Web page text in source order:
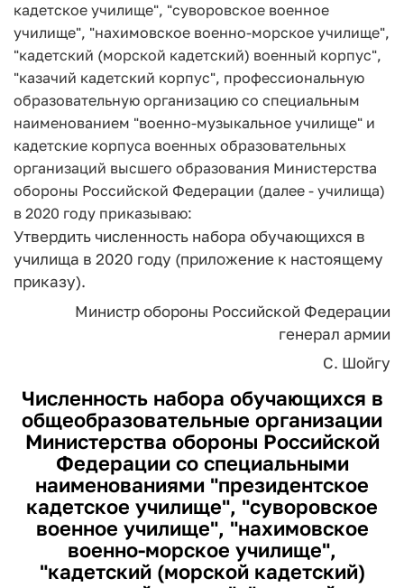
кадетское училище", "суворовское военное
училище", "нахимовское военно-морское училище",
"кадетский (морской кадетский) военный корпус",
"казачий кадетский корпус", профессиональную
образовательную организацию со специальным
наименованием "военно-музыкальное училище" и
кадетские корпуса военных образовательных
организаций высшего образования Министерства
обороны Российской Федерации (далее - училища)
в 2020 году приказываю:
Утвердить численность набора обучающихся в
училища в 2020 году (приложение к настоящему
приказу).
Министр обороны Российской Федерации
генерал армии
С. Шойгу
Численность набора обучающихся в
общеобразовательные организации
Министерства обороны Российской
Федерации со специальными
наименованиями "президентское
кадетское училище", "суворовское
военное училище", "нахимовское
военно-морское училище",
"кадетский (морской кадетский)